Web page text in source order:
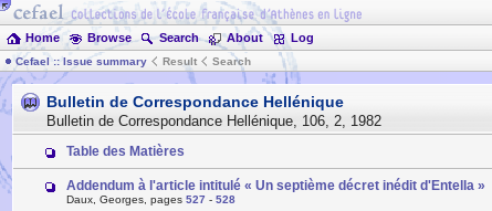
Home Browse Search About Log
Cefael :: Issue summary Result Search
Bulletin de Correspondance Hellénique
Bulletin de Correspondance Hellénique, 106, 2, 1982
Table des Matières
Addendum à l'article intitulé « Un septième décret inédit d'Entella »
Daux, Georges, pages 527 - 528